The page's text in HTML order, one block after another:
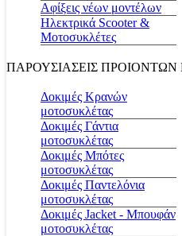
Αφίξεις νέων μοντέλων
Ηλεκτρικά Scooter &
Μοτοσυκλέτες
ΠΑΡΟΥΣΙΑΣΕΙΣ
Δοκιμές Κρανών
μοτοσυκλέτας
Δοκιμές Γάντια
μοτοσυκλέτας
Δοκιμές Μπότες
μοτοσυκλέτας
Δοκιμές Παντελόνια
μοτοσυκλέτας
Δοκιμές Jacket - Μπουφάν
μοτοσυκλέτας